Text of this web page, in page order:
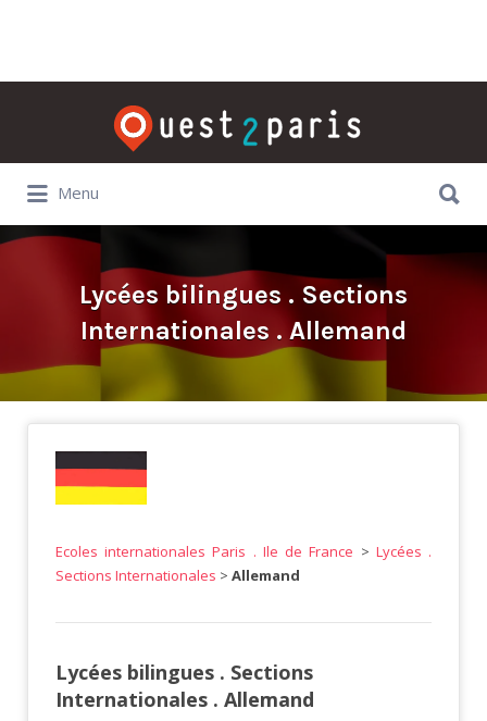
Rechercher:
Menu
Lycées bilingues . Sections
Internationales . Allemand
Ecoles internationales Paris . Ile de France > Lycées .
Sections Internationales > Allemand
Lycées bilingues . Sections
Internationales . Allemand